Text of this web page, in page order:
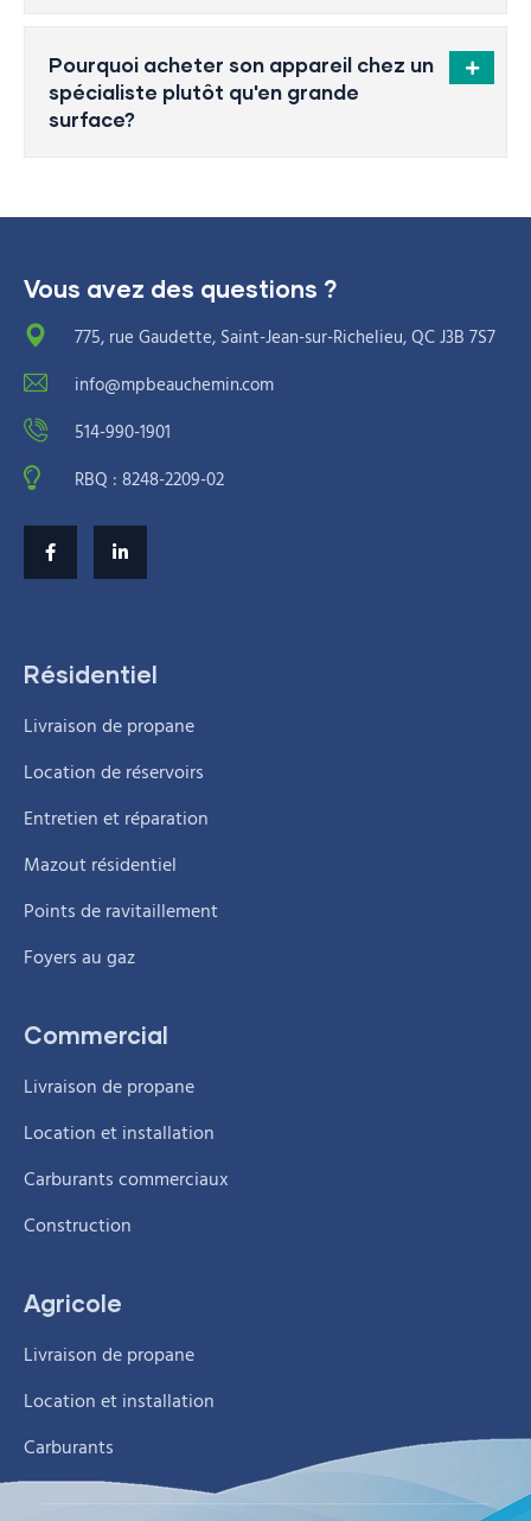
Pourquoi acheter son appareil chez un
spécialiste plutôt qu'en grande
surface?
Vous avez des questions ?
775, rue Gaudette, Saint-Jean-sur-Richelieu, QC J3B 7S7
info@mpbeauchemin.com
514-990-1901
RBQ : 8248-2209-02
Résidentiel
Livraison de propane
Location de réservoirs
Entretien et réparation
Mazout résidentiel
Points de ravitaillement
Foyers au gaz
Commercial
Livraison de propane
Location et installation
Carburants commerciaux
Construction
Agricole
Livraison de propane
Location et installation
Carburants